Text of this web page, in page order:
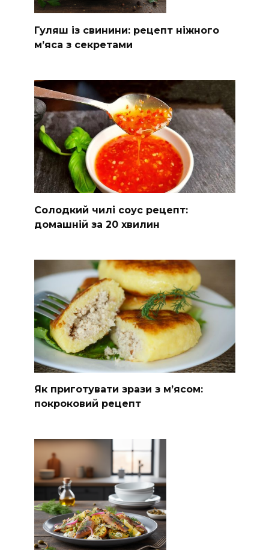
Гуляш із свинини: рецепт ніжного
м’яса з секретами
Солодкий чилі соус рецепт:
домашній за 20 хвилин
Як приготувати зрази з м’ясом:
покроковий рецепт